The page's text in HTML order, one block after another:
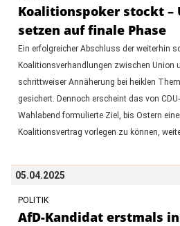
Koalitionspoker stockt –
setzen auf finale Phase
Ein erfolgreicher Abschluss der weiterhin
Koalitionsverhandlungen zwischen Union
schrittweiser Annäherung bei heiklen
gesichert. Dennoch erscheint das von
Wahlabend formulierte Ziel, bis Ostern
Koalitionsvertrag vorlegen zu können,
05.04.2025
POLITIK
AfD-Kandidat erstmals